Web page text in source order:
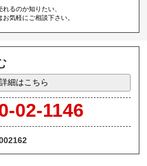
れるのか知りたい、
お気軽にご相談下さい。
細はこちら
02-1146